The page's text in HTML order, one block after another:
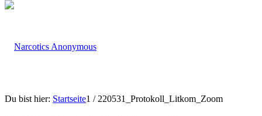
Du bist hier: Startseite1 / 220531_Protokoll_Litkom_Zoom